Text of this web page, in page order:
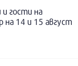
гости на
на 14 и 15 август